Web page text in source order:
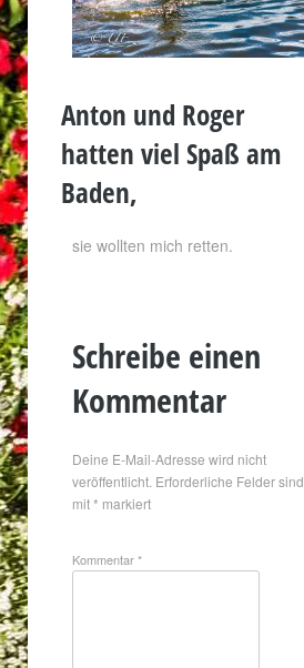
Anton und Roger
hatten viel Spaß am
Baden,
sie wollten mich retten.
Schreibe einen
Kommentar
Deine E-Mail-Adresse wird nicht
veröffentlicht. Erforderliche Felder sind
mit* markiert
Kommentar*